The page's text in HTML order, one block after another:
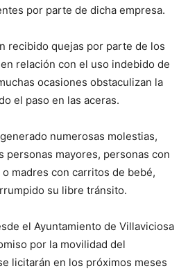
por parte de dicha empresa.
recibido quejas por parte de los
relación con el uso indebido de
ocasiones obstaculizan la
el paso en las aceras.
numerosas molestias,
personas mayores, personas con
madres con carritos de bebé,
su libre tránsito.
el Ayuntamiento de Villaviciosa
por la movilidad del
licitarán en los próximos meses